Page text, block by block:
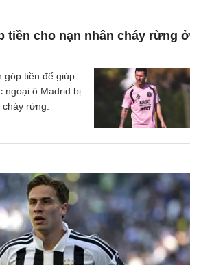
tiền cho nạn nhân cháy rừng ở
góp tiền để giúp
ngoại ô Madrid bị
rừng.